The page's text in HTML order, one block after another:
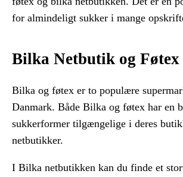
for almindeligt sukker i mange
Bilka Netbutik og Føtex
Bilka og føtex er to populære
Danmark. Både Bilka og føtex har en
sukkerformer tilgængelige i deres
netbutikker.
I Bilka netbutikken kan du finde et